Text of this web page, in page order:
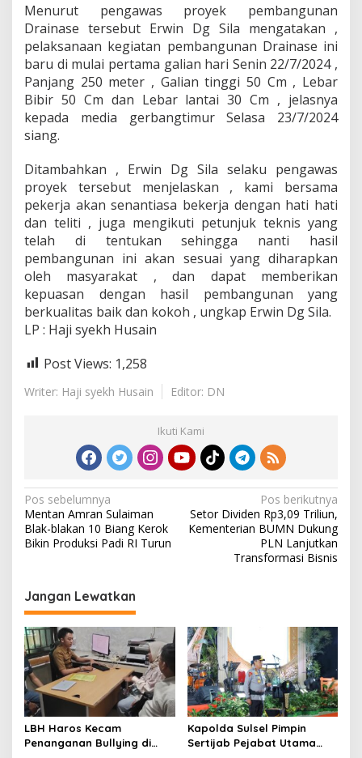
a
B
K
a
d
y
Menurut pengawas proyek pembangunan
Drainase tersebut Erwin Dg Sila mengatakan ,
pelaksanaan kegiatan pembangunan Drainase ini
baru di mulai pertama galian hari Senin 22/7/2024 ,
Panjang 250 meter , Galian tinggi 50 Cm , Lebar
Bibir 50 Cm dan Lebar lantai 30 Cm , jelasnya
kepada media gerbangtimur Selasa 23/7/2024
siang.
Ditambahkan , Erwin Dg Sila selaku pengawas
proyek tersebut menjelaskan , kami bersama
pekerja akan senantiasa bekerja dengan hati hati
dan teliti , juga mengikuti petunjuk teknis yang
telah di tentukan sehingga nanti hasil
pembangunan ini akan sesuai yang diharapkan
oleh masyarakat , dan dapat memberikan
kepuasan dengan hasil pembangunan yang
berkualitas baik dan kokoh , ungkap Erwin Dg Sila.
LP : Haji syekh Husain
Post Views: 1,258
Writer: Haji syekh Husain Editor: DN
Ikuti Kami
N
a
v
g
a
s
i
p
o
s
Pos sebelumnya
Mentan Amran Sulaiman
Blak-blakan 10 Biang Kerok
Bikin Produksi Padi RI Turun
Pos berikutnya
Setor Dividen Rp3,09 Triliun,
Kementerian BUMN Dukung
PLN Lanjutkan
Transformasi Bisnis
Jangan Lewatkan
LBH Haros Kecam
Penanganan Bullying di
Kapolda Sulsel Pimpin
Sertijab Pejabat Utama